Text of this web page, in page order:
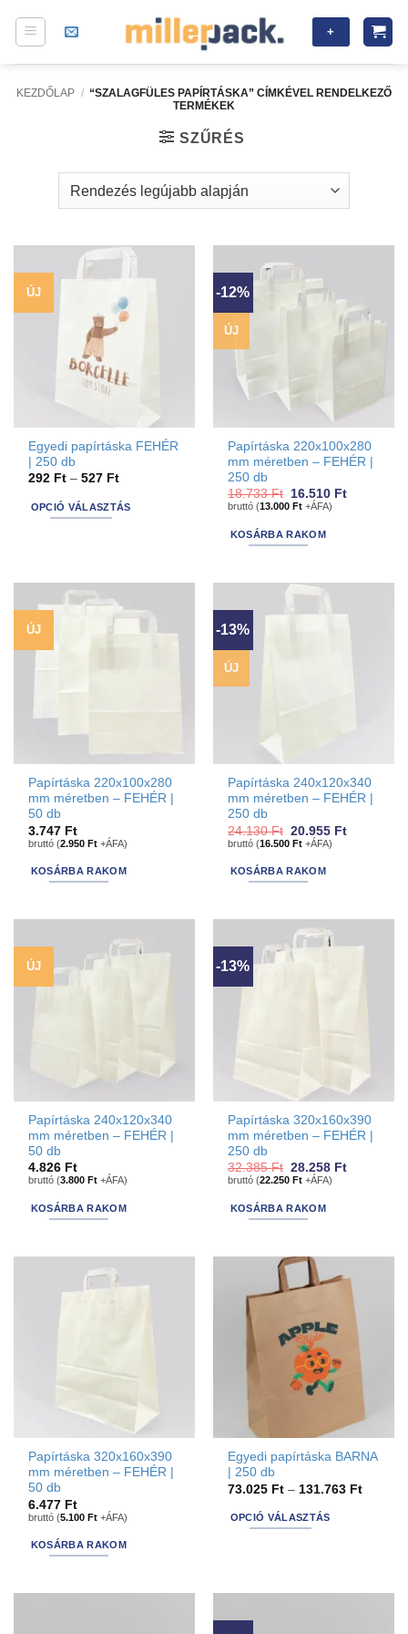
+
KEZDŐLAP / “SZALAGFÜLES PAPÍRTÁSKA” CÍMKÉVEL RENDELKEZŐ
TERMÉKEK
SZŰRÉS
ÚJ
Egyedi papírtáska FEHÉR
| 250 db
292 Ft – 527 FtÁrtartomány:
-
527 Ft
OPCIÓ VÁLASZTÁS
options
that
may
product
-12%
ÚJ
Papírtáska 220x100x280
mm méretben – FEHÉR |
250 db
18.733Ft Original
price
18.733 Ft.
16.510 FtCurrent
bruttó (13.000Ft +ÁFA)
KOSÁRBA RAKOM
ÚJ
Papírtáska 220x100x280
mm méretben – FEHÉR |
50 db
3.747 Ft
bruttó (2.950Ft +ÁFA)
KOSÁRBA RAKOM
-13%
ÚJ
Papírtáska 240x120x340
mm méretben – FEHÉR |
250 db
24.130Ft Original
price
24.130 Ft.
20.955 FtCurrent
bruttó (16.500Ft +ÁFA)
KOSÁRBA RAKOM
ÚJ
Papírtáska 240x120x340
mm méretben – FEHÉR |
50 db
4.826 Ft
bruttó (3.800Ft +ÁFA)
KOSÁRBA RAKOM
-13%
Papírtáska 320x160x390
mm méretben – FEHÉR |
250 db
32.385Ft Original
price
32.385 Ft.
28.258 FtCurrent
bruttó (22.250Ft +ÁFA)
KOSÁRBA RAKOM
Papírtáska 320x160x390
mm méretben – FEHÉR |
50 db
6.477 Ft
bruttó (5.100Ft +ÁFA)
KOSÁRBA RAKOM
Egyedi papírtáska BARNA
| 250 db
73.025 Ft – 131.763 Ft
OPCIÓ VÁLASZTÁS
options